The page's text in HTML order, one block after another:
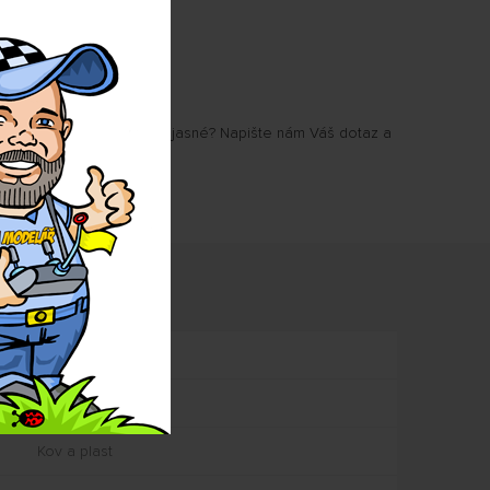
některé parametry jasné? Napište nám Váš dotaz a
1:64
cca 67 mm
Kov a plast